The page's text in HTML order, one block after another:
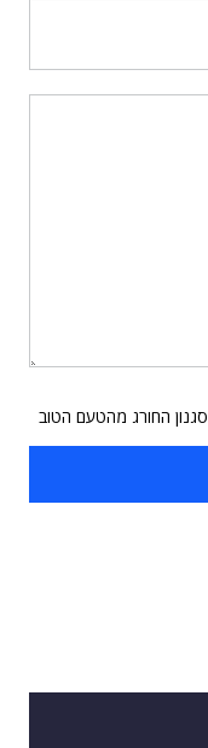
החורג מהטעם הטוב